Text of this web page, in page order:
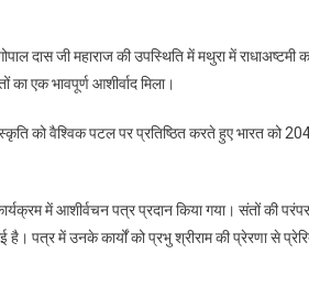
दास जी महाराज की उपस्थिति में मथुरा में राधाअष्टमी
एक भावपूर्ण आशीर्वाद मिला।
को वैश्विक पटल पर प्रतिष्ठित करते हुए भारत को
में आशीर्वचन पत्र प्रदान किया गया। संतों की
पत्र में उनके कार्यों को प्रभु श्रीराम की प्रेरणा से